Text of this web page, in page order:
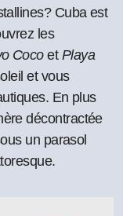
Cuba est
les
Cocoet Playa
et vous
En plus
décontractée
un parasol